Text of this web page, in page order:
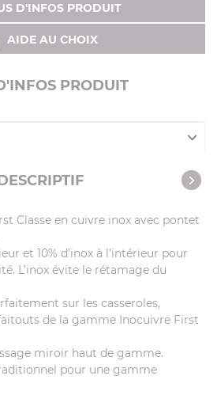
D'INFOS PRODUIT
AIDE AU CHOIX
PRODUIT
Classe en cuivre inox avec pontet
et 10% d’inox à l’intérieur pour
L’inox évite le rétamage du
sur les casseroles,
de la gamme Inocuivre First
miroir haut de gamme.
pour une gamme